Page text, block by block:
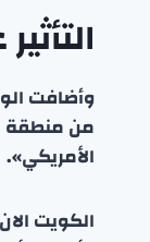
وأضافت
من منطقة
الأمريكي».
الكويت